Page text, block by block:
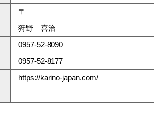
〒
狩野 喜治
0957-52-8090
0957-52-8177
https://karino-japan.com/